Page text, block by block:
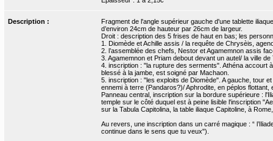
Description :
Fragment de l'angle supérieur gauche d'une tablette
d’environ 24cm de hauteur par 26cm de largeur.
Droit : description des 5 frises de haut en bas; les
1. Diomède et Achille assis / la requête de Chrysèis,
2. l’assemblée des chefs, Nestor et Agamemnon assis
3. Agamemnon et Priam debout devant un autel/ la ville
4. inscription : "la rupture des serments". Athéna accourt
blessé à la jambe, est soigné par Machaon.
5. inscription : "les exploits de Diomède". A gauche, tour
ennemi à terre (Pandaros?)/ Aphrodite, en péplos
Panneau central, inscription sur la bordure supérieure :
temple sur le côté duquel est à peine lisible l'inscription
sur la Tabula Capitolina, la table iliaque Capitoline, à
Au revers, une inscription dans un carré magique : “
continue dans le sens que tu veux").